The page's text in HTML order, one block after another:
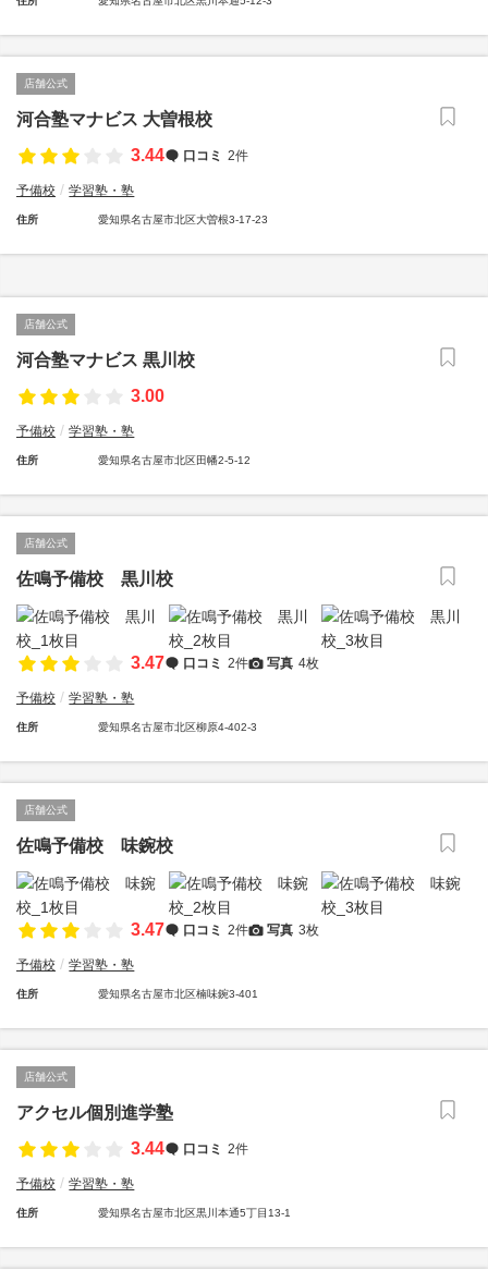
店舗公式
河合塾マナビス 大曽根校
3.44
口コミ 2件
予備校 学習塾・塾
住所 愛知県名古屋市北区大曽根3-17-23
店舗公式
河合塾マナビス 黒川校
3.00
予備校 学習塾・塾
住所 愛知県名古屋市北区田幡2-5-12
店舗公式
佐鳴予備校 黒川校
3.47 口コミ 2件 写真 4枚
予備校 学習塾・塾
住所 愛知県名古屋市北区柳原4-402-3
店舗公式
佐鳴予備校 味鋺校
3.47 口コミ 2件 写真 3枚
予備校 学習塾・塾
住所 愛知県名古屋市北区楠味鋺3-401
店舗公式
アクセル個別進学塾
3.44
口コミ 2件
予備校 学習塾・塾
住所 愛知県名古屋市北区黒川本通5丁目13-1